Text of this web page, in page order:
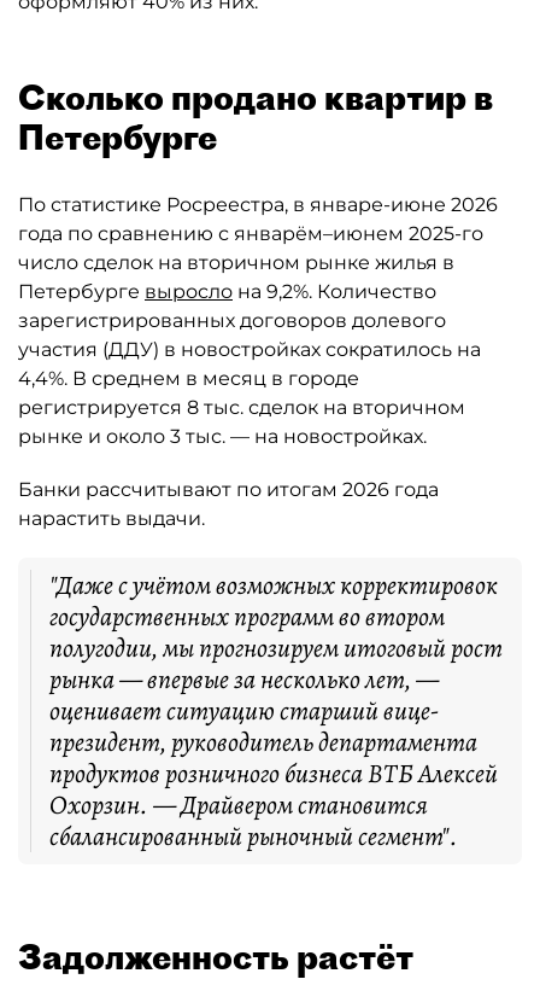
Сколько продано квартир в
Петербурге
По статистике Росреестра, в январе-июне 2026
года по сравнению с январём–июнем 2025-го
число сделок на вторичном рынке жилья в
Петербурге выросло на 9,2%. Количество
зарегистрированных договоров долевого
участия (ДДУ) в новостройках сократилось на
4,4%. В среднем в месяц в городе
регистрируется 8 тыс. сделок на вторичном
рынке и около 3 тыс. — на новостройках.
Банки рассчитывают по итогам 2026 года
нарастить выдачи.
"Даже с учётом возможных корректировок
государственных программ во втором
полугодии, мы прогнозируем итоговый рост
рынка — впервые за несколько лет, —
оценивает ситуацию старший вице-
президент, руководитель департамента
продуктов розничного бизнеса ВТБ Алексей
Охорзин. — Драйвером становится
сбалансированный рыночный сегмент".
Задолженность растёт